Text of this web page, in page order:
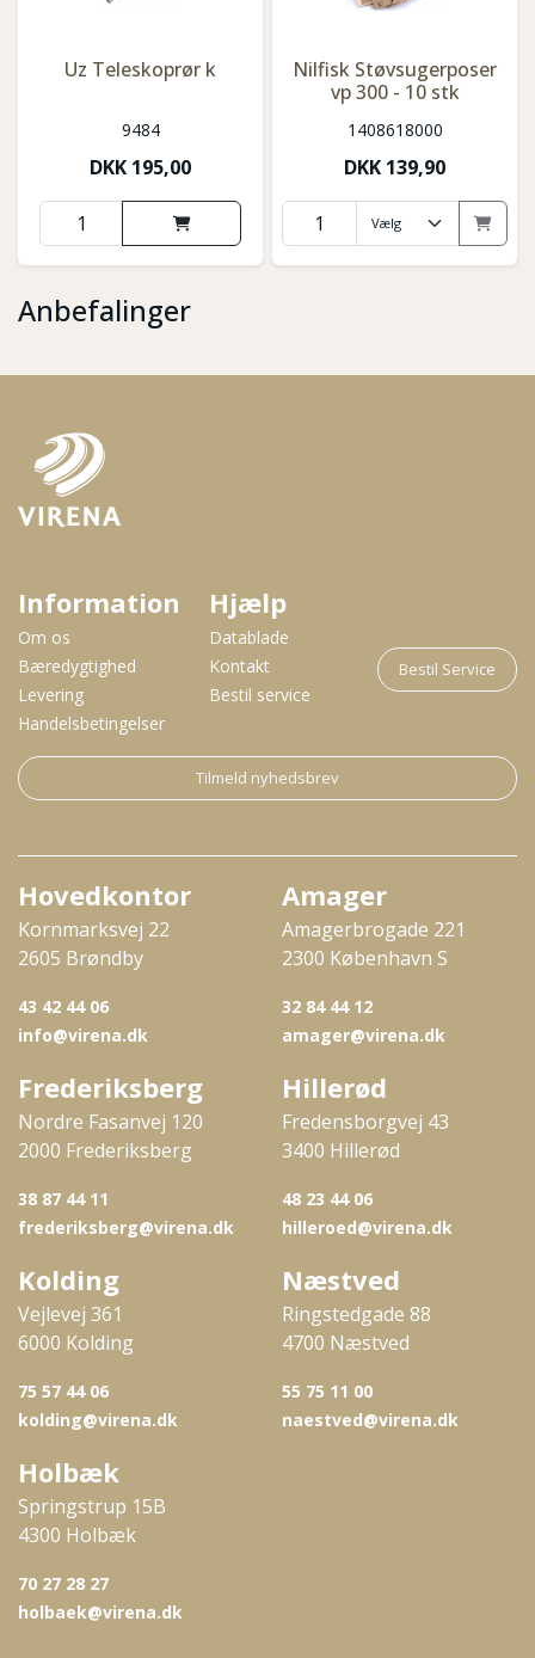
Uz Teleskoprør k
9484
DKK 195,00
Nilfisk Støvsugerposer
vp 300 - 10 stk
1408618000
DKK 139,90
Anbefalinger
Information
Om os
Bæredygtighed
Levering
Handelsbetingelser
Hjælp
Datablade
Kontakt
Bestil service
Bestil Service
Tilmeld nyhedsbrev
Hovedkontor
Kornmarksvej 22
2605 Brøndby
43 42 44 06
info@virena.dk
Amager
Amagerbrogade 221
2300 København S
32 84 44 12
amager@virena.dk
Frederiksberg
Nordre Fasanvej 120
2000 Frederiksberg
38 87 44 11
frederiksberg@virena.dk
Hillerød
Fredensborgvej 43
3400 Hillerød
48 23 44 06
hilleroed@virena.dk
Kolding
Vejlevej 361
6000 Kolding
75 57 44 06
kolding@virena.dk
Næstved
Ringstedgade 88
4700 Næstved
55 75 11 00
naestved@virena.dk
Holbæk
Springstrup 15B
4300 Holbæk
70 27 28 27
holbaek@virena.dk